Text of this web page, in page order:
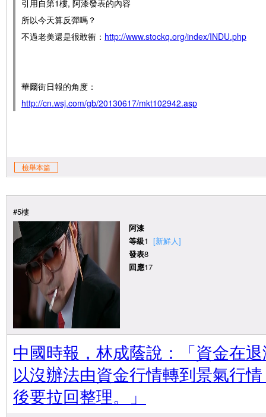
引用自第1樓, 阿漆發表的內容
所以今天算反彈嗎？
不過老美還是很敢衝： http://www.stockq.org/index/INDU.php
華爾街日報的角度：
http://cn.wsj.com/gb/20130617/mkt102942.asp
檢舉本篇
#5樓
阿漆
等級1 [新鮮人]
發表8
回應17
中國時報，林成蔭說：「資金在
以沒辦法由資金行情轉到景氣行
後要拉回整理。」